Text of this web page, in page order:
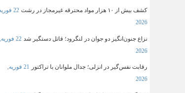
کشف بیش از ۱۰ هزار مواد محترقه غیرمجاز در رشت
22
2026
نزاع جنون‌انگیز دو جوان در لنگرود؛ قاتل دستگیر شد
22 فوریه,
2026
رقابت نفس‌گیر در انزلی؛ جدال ملوانان با تراکتور
21 فوریه,
2026